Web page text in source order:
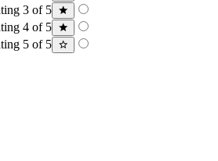
3 of 5
4 of 5
5 of 5